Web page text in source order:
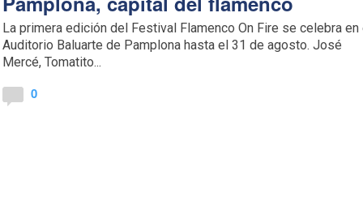
La primera edición del Festival Flamenco On Fire se celebra en
Auditorio Baluarte de Pamplona hasta el 31 de agosto. José
Mercé, Tomatito...
0